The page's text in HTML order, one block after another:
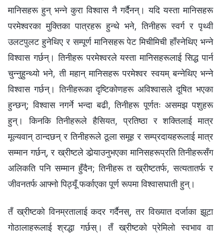
मानिसहरू हुन् भन्‍ने कुरा विश्वास नै गर्दैनन्। यदि यस्ता मानिसहरू
परमेश्‍वरका मुक्तिका पात्रहरू हुन्थे भने, तिनीहरू स्वर्ग र पृथ्वी
उलटपुलट हुनेथिए र सम्पूर्ण मानिसहरू पेट मिचीमिची हाँस्नेथिए भन्‍ने
विश्‍वास गर्छन्। तिनीहरू परमेश्‍वरले यस्ता मानिसहरूलाई सिद्ध पार्न
चुन्नुहुन्थ्यो भने, ती महान् मानिसहरू परमेश्‍वर स्वयम् बन्नेथिए भन्‍ने
विश्‍वास गर्छन्। तिनीहरूका दृष्टिकोणहरू अविश्‍वासले दूषित भएका
हुन्छन्; विश्‍वास नगर्ने भन्दा बढी, तिनीहरू पूर्णतः असमझ पशुहरू
हुन्। किनकि तिनीहरूले हैसियत, प्रतिष्ठा र शक्तिलाई मात्र
मूल्यवान् ठान्दछन् र तिनीहरूले ठूला समूह र सम्प्रदायहरूलाई मात्र
सम्मान गर्छन्, र ख्रीष्टले डोर्‍याउनुभएका मानिसहरूप्रति तिनीहरूसँग
अलिकति पनि सम्‍मान हुँदैन; तिनीहरू त ख्रीष्टतर्फ, सत्यतातर्फ र
जीवनतर्फ आफ्नो पिठ्यूँ फर्काएका पूर्ण रूपमा विश्‍वासघाती हुन्।
तँ ख्रीष्टको विनम्रतालाई कदर गर्दैनस्, तर विख्यात दर्जाका झूटा
गोठालाहरूलाई श्रद्धा गर्छस्। तँ ख्रीष्टको प्रेमिलो स्वभाव वा